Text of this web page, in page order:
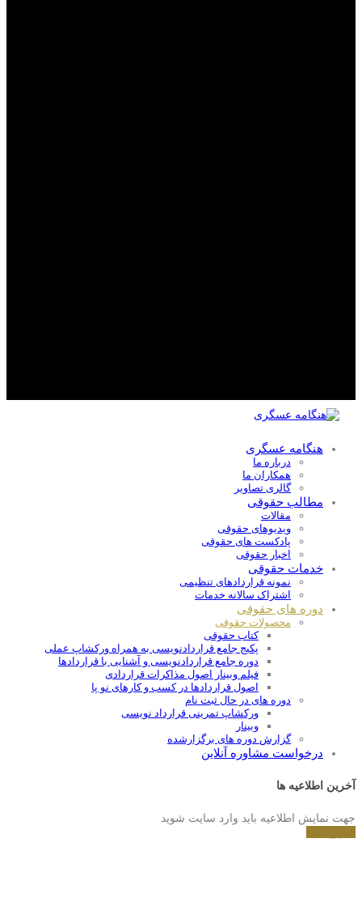
هنگامه عسگری
درباره ما
همکاران ما
گالری تصاویر
مطالب حقوقی
مقالات
ویدیوهای حقوقی
پادکست های حقوقی
اخبار حقوقی
خدمات حقوقی
نمونه قراردادهای تنظیمی
اشتراک سالانه خدمات
دوره های حقوقی
محصولات حقوقی
کتاب حقوقی
پکیج جامع قراردادنویسی به همراه ورکشاپ عملی
دوره جامع قراردادنويسی و آشنايی با قراردادها
فیلم وبینار اصول مذاکرات قراردادی
اصول قراردادها در کسب و کارهای نو پا
دوره های در حال ثبت نام
ورکشاپ تمرینی قرارداد نویسی
وبینار
گزارش دوره های برگزارشده
درخواست مشاوره آنلاین
آخرین اطلاعیه ها
جهت نمایش اطلاعیه باید وارد سایت شوید